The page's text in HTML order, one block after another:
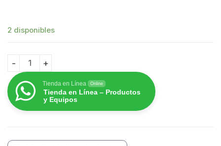
2 disponibles
Antena de parabola profunda, blindada, con
Tienda en Línea Online
Tienda en Línea – Productos
y Equipos